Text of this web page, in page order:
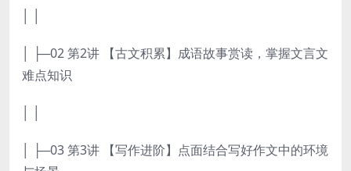
│ ├─02 第2讲 【古文积累】成语故事赏读，掌握文言文
难点知识
│ ├─03 第3讲 【写作进阶】点面结合写好作文中的环境